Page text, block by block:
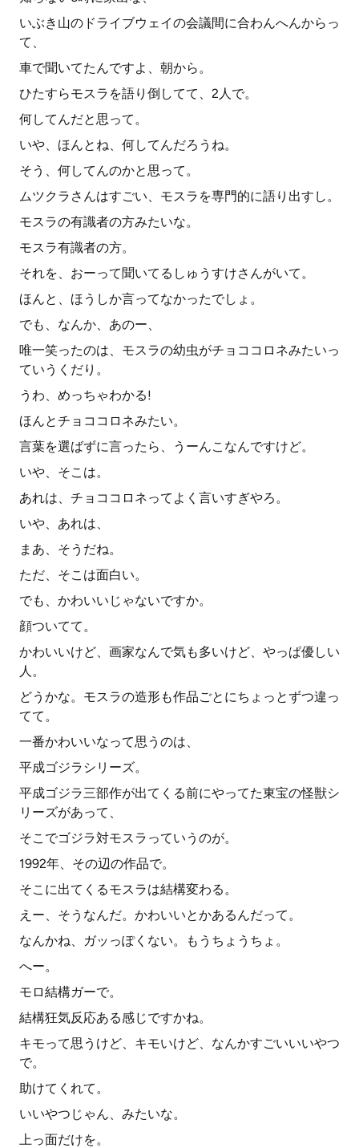
いぶき山のドライブウェイの会議間に合わんへんからっ
て、
車で聞いてたんですよ、朝から。
ひたすらモスラを語り倒してて、2人で。
何してんだと思って。
いや、ほんとね、何してんだろうね。
そう、何してんのかと思って。
ムツクラさんはすごい、モスラを専門的に語り出すし。
モスラの有識者の方みたいな。
モスラ有識者の方。
それを、おーって聞いてるしゅうすけさんがいて。
ほんと、ほうしか言ってなかったでしょ。
でも、なんか、あのー、
唯一笑ったのは、モスラの幼虫がチョココロネみたいっ
ていうくだり。
うわ、めっちゃわかる!
ほんとチョココロネみたい。
言葉を選ばずに言ったら、うーんこなんですけど。
いや、そこは。
あれは、チョココロネってよく言いすぎやろ。
いや、あれは、
まあ、そうだね。
ただ、そこは面白い。
でも、かわいいじゃないですか。
顔ついてて。
かわいいけど、画家なんで気も多いけど、やっぱ優しい
人。
どうかな。モスラの造形も作品ごとにちょっとずつ違っ
てて。
一番かわいいなって思うのは、
平成ゴジラシリーズ。
平成ゴジラ三部作が出てくる前にやってた東宝の怪獣シ
リーズがあって、
そこでゴジラ対モスラっていうのが。
1992年、その辺の作品で。
そこに出てくるモスラは結構変わる。
えー、そうなんだ。かわいいとかあるんだって。
なんかね、ガッっぽくない。もうちょうちょ。
へー。
モロ結構ガーで。
結構狂気反応ある感じですかね。
キモって思うけど、キモいけど、なんかすごいいいやつ
で。
助けてくれて。
いいやつじゃん、みたいな。
上っ面だけを。